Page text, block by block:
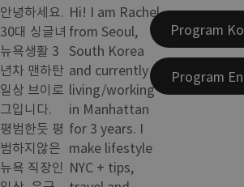
안녕하세요.
30대 싱글녀
뉴욕생활 3
년차 맨하탄
일상 브이로
그입니다.
평범한듯 평
범하지않은
뉴욕 직장인
Hi! I am Rachel
from Seoul,
South Korea
and currently
living/working
in Manhattan
for 3 years. I
make lifestyle
NYC + tips,
Program Ko
Program En